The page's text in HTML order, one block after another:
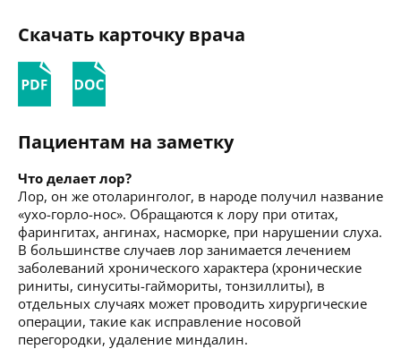
Скачать карточку врача
Пациентам на заметку
Что делает лор?
Лор, он же отоларинголог, в народе получил название
«ухо-горло-нос». Обращаются к лору при отитах,
фарингитах, ангинах, насморке, при нарушении слуха.
В большинстве случаев лор занимается лечением
заболеваний хронического характера (хронические
риниты, синуситы-гаймориты, тонзиллиты), в
отдельных случаях может проводить хирургические
операции, такие как исправление носовой
перегородки, удаление миндалин.